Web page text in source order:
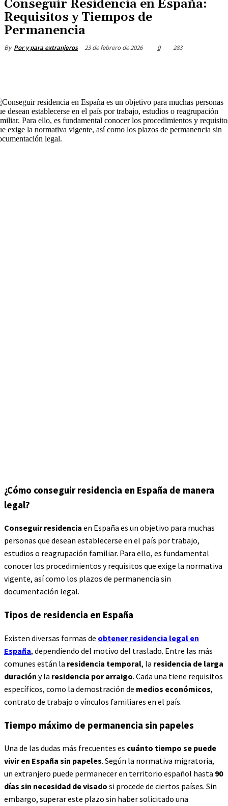
Conseguir Residencia en España:
Requisitos y Tiempos de
Permanencia
By Por y para extranjeros 23 de febrero de 2026 0 283
¿Cómo conseguir residencia en España de manera
legal?
Conseguir residencia en España es un objetivo para muchas
personas que desean establecerse en el país por trabajo,
estudios o reagrupación familiar. Para ello, es fundamental
conocer los procedimientos y requisitos que exige la normativa
vigente, así como los plazos de permanencia sin
documentación legal.
Tipos de residencia en España
Existen diversas formas de obtener residencia legal en
España, dependiendo del motivo del traslado. Entre las más
comunes están la residencia temporal, la residencia de larga
duración y la residencia por arraigo. Cada una tiene requisitos
específicos, como la demostración de medios económicos,
contrato de trabajo o vínculos familiares en el país.
Tiempo máximo de permanencia sin papeles
Una de las dudas más frecuentes es cuánto tiempo se puede
vivir en España sin papeles. Según la normativa migratoria,
un extranjero puede permanecer en territorio español hasta 90
días sin necesidad de visado si procede de ciertos países. Sin
embargo, superar este plazo sin haber solicitado una